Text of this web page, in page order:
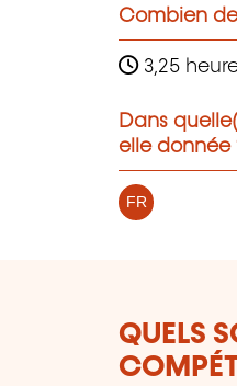
Combien
3,25
Dans
elle donnée
FR
QUELS